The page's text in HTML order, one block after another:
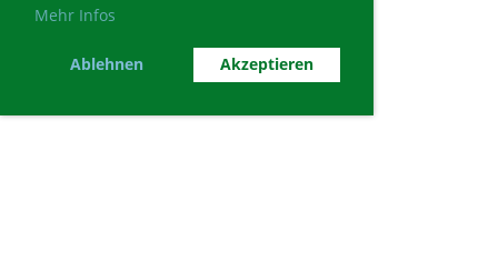
Mehr Infos
Ablehnen Akzeptieren